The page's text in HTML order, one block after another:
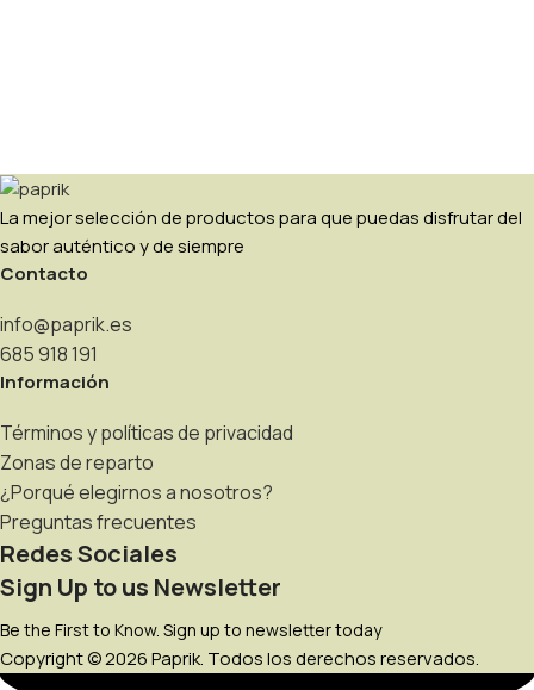
La mejor selección de productos para que puedas disfrutar del
sabor auténtico y de siempre
Contacto
info@paprik.es
685 918 191
Información
Términos y políticas de privacidad
Zonas de reparto
¿Porqué elegirnos a nosotros?
Preguntas frecuentes
Redes Sociales
Sign Up to us Newsletter
Be the First to Know. Sign up to newsletter today
Copyright © 2026 Paprik. Todos los derechos reservados.